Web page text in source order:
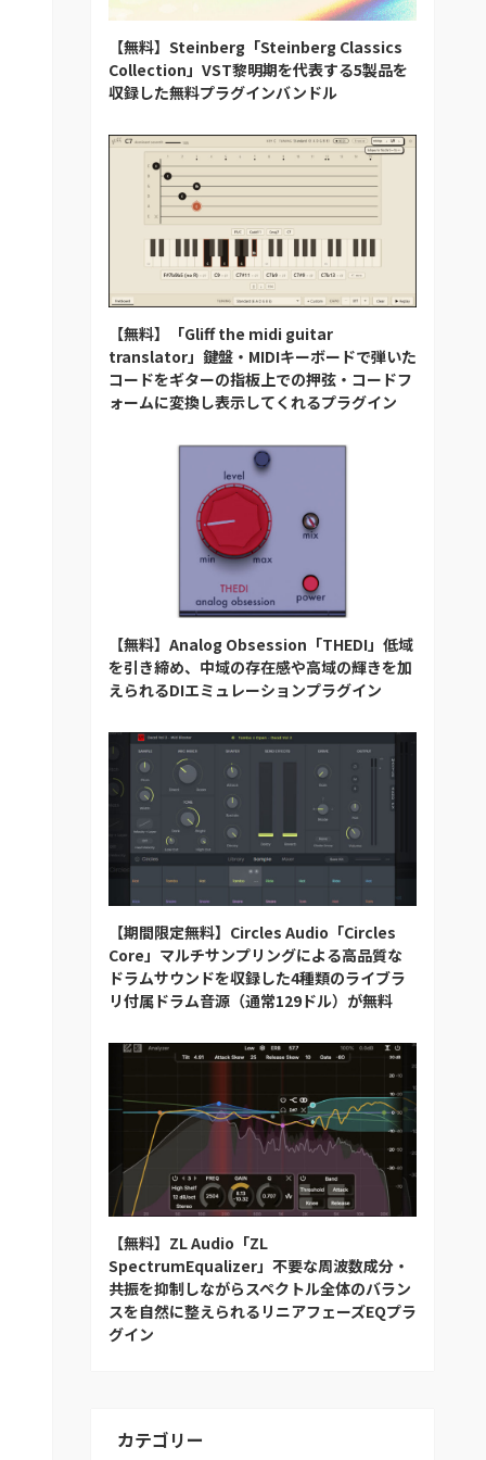
【無料】Steinberg「Steinberg Classics
Collection」VST黎明期を代表する5製品を
収録した無料プラグインバンドル
【無料】「Gliff the midi guitar
translator」鍵盤・MIDIキーボードで弾いた
コードをギターの指板上での押弦・コードフ
ォームに変換し表示してくれるプラグイン
【無料】Analog Obsession「THEDI」低域
を引き締め、中域の存在感や高域の輝きを加
えられるDIエミュレーションプラグイン
【期間限定無料】Circles Audio「Circles
Core」マルチサンプリングによる高品質な
ドラムサウンドを収録した4種類のライブラ
リ付属ドラム音源（通常129ドル）が無料
【無料】ZL Audio「ZL
SpectrumEqualizer」不要な周波数成分・
共振を抑制しながらスペクトル全体のバラン
スを自然に整えられるリニアフェーズEQプラ
グイン
カテゴリー